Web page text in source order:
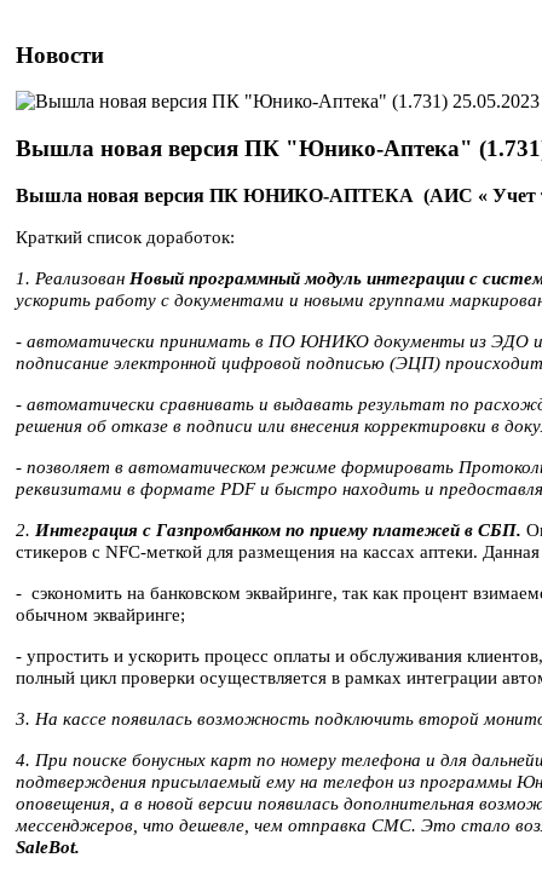
Новости
25.05.2023
Вышла новая версия ПК "Юнико-Аптека"
Вышла новая версия ПК ЮНИКО-АПТЕКА (АИС « Учет
Краткий список доработок:
1. Реализован Новый программный модуль интеграции с
ускорить работу с документами и новыми группами
- автоматически принимать в ПО ЮНИКО документы из
подписание электронной цифровой подписью (ЭЦП)
- автоматически сравнивать и выдавать результат по
решения об отказе в подписи или внесения корректировки в
- позволяет в автоматическом режиме формировать
реквизитами в формате PDF и быстро находить и
2. Интеграция с Газпромбанком по приему платежей в СБП.
стикеров с NFC-меткой для размещения на кассах аптеки.
- сэкономить на банковском эквайринге, так как процент
обычном эквайринге;
- упростить и ускорить процесс оплаты и обслуживания
полный цикл проверки осуществляется в рамках интеграции
3. На кассе появилась возможность подключить второй
4. При поиске бонусных карт по номеру телефона и для
подтверждения присылаемый ему на телефон из программы
оповещения, а в новой версии появилась дополнительная
мессенджеров, что дешевле, чем отправка СМС. Это стало
SaleBot.